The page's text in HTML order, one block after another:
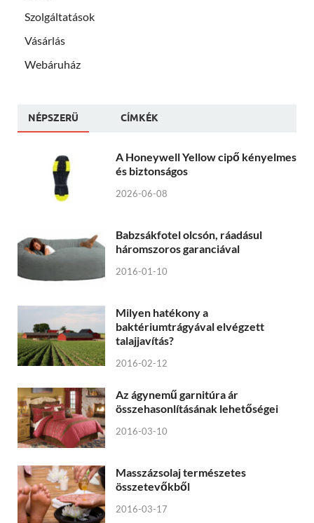
Szolgáltatások
Vásárlás
Webáruház
NÉPSZERÜ CÍMKÉK
A Honeywell Yellow cipő kényelmes
és biztonságos
2026-06-08
Babzsákfotel olcsón, ráadásul
háromszoros garanciával
2016-01-10
Milyen hatékony a
baktériumtrágyával elvégzett
talajjavítás?
2016-02-12
Az ágynemű garnitúra ár
összehasonlításának lehetőségei
2016-03-10
Masszázsolaj természetes
összetevőkből
2016-03-17